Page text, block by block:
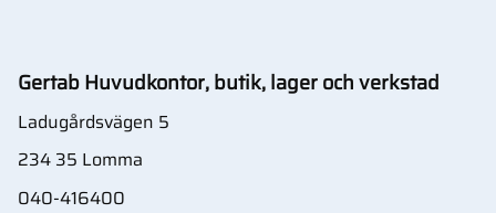
Gertab Huvudkontor, butik, lager och verkstad
Ladugårdsvägen 5
234 35 Lomma
040-416400